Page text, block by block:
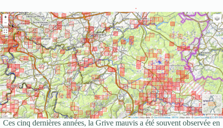
Ces cinq dernières années, la Grive mauvis a été souvent observée en